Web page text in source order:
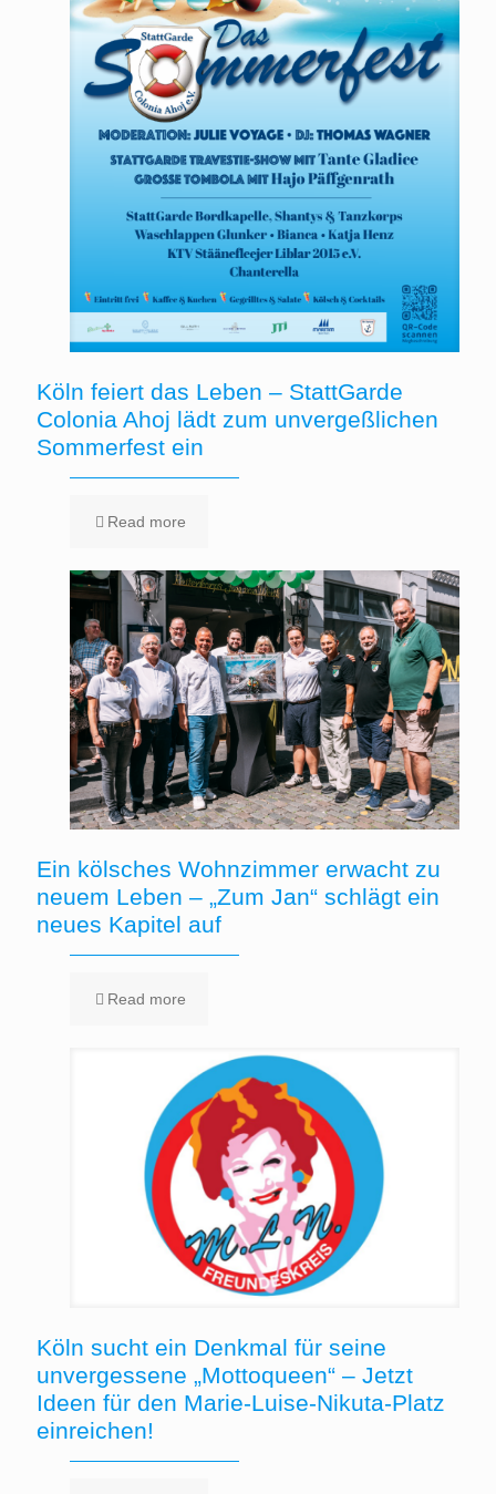
Köln feiert das Leben – StattGarde
Colonia Ahoj lädt zum unvergeßlichen
Sommerfest ein
Read more
Ein kölsches Wohnzimmer erwacht zu
neuem Leben – „Zum Jan“ schlägt ein
neues Kapitel auf
Read more
Köln sucht ein Denkmal für seine
unvergessene „Mottoqueen“ – Jetzt
Ideen für den Marie-Luise-Nikuta-Platz
einreichen!